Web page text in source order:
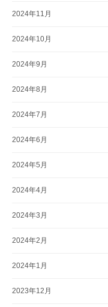
2024年11月
2024年10月
2024年9月
2024年8月
2024年7月
2024年6月
2024年5月
2024年4月
2024年3月
2024年2月
2024年1月
2023年12月